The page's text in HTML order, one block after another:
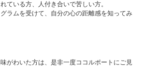
ている方、人付き合いで苦しい方。
ラムを受けて、自分の心の距離感を知ってみ
がわいた方は、是非一度ココルポートにご見